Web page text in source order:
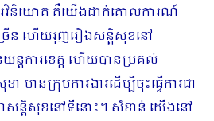
វិនិយោគ គឺយើងដាក់គោលការណ៍
ើន ហើយរុញរឿងសន្តិសុខនៅ
ន្តការខេត្ត ហើយបានប្រគល់
មានក្រុមការងារដើម្បីចុះធ្វើការជា
សន្តិសុខនៅទីនោះ។ សំ​ខាន់ យើងនៅ